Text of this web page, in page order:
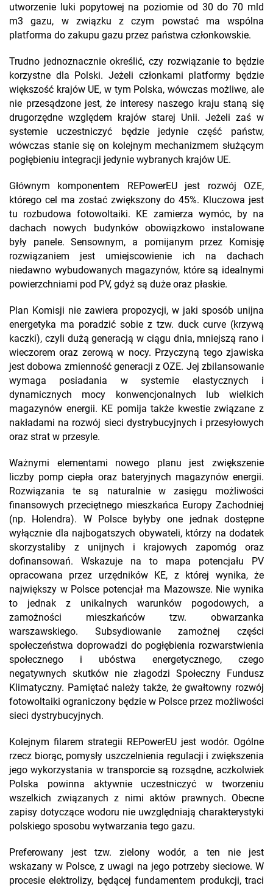
utworzenie luki popytowej na poziomie od 30 do 70 mld
m3 gazu, w związku z czym powstać ma wspólna
platforma do zakupu gazu przez państwa członkowskie.
Trudno jednoznacznie określić, czy rozwiązanie to będzie
korzystne dla Polski. Jeżeli członkami platformy będzie
większość krajów UE, w tym Polska, wówczas możliwe, ale
nie przesądzone jest, że interesy naszego kraju staną się
drugorzędne względem krajów starej Unii. Jeżeli zaś w
systemie uczestniczyć będzie jedynie część państw,
wówczas stanie się on kolejnym mechanizmem służącym
pogłębieniu integracji jedynie wybranych krajów UE.
Głównym komponentem REPowerEU jest rozwój OZE,
którego cel ma zostać zwiększony do 45%. Kluczowa jest
tu rozbudowa fotowoltaiki. KE zamierza wymóc, by na
dachach nowych budynków obowiązkowo instalowane
były panele. Sensownym, a pomijanym przez Komisję
rozwiązaniem jest umiejscowienie ich na dachach
niedawno wybudowanych magazynów, które są idealnymi
powierzchniami pod PV, gdyż są duże oraz płaskie.
Plan Komisji nie zawiera propozycji, w jaki sposób unijna
energetyka ma poradzić sobie z tzw. duck curve (krzywą
kaczki), czyli dużą generacją w ciągu dnia, mniejszą rano i
wieczorem oraz zerową w nocy. Przyczyną tego zjawiska
jest dobowa zmienność generacji z OZE. Jej zbilansowanie
wymaga posiadania w systemie elastycznych i
dynamicznych mocy konwencjonalnych lub wielkich
magazynów energii. KE pomija także kwestie związane z
nakładami na rozwój sieci dystrybucyjnych i przesyłowych
oraz strat w przesyle.
Ważnymi elementami nowego planu jest zwiększenie
liczby pomp ciepła oraz bateryjnych magazynów energii.
Rozwiązania te są naturalnie w zasięgu możliwości
finansowych przeciętnego mieszkańca Europy Zachodniej
(np. Holendra). W Polsce byłyby one jednak dostępne
wyłącznie dla najbogatszych obywateli, którzy na dodatek
skorzystaliby z unijnych i krajowych zapomóg oraz
dofinansowań. Wskazuje na to mapa potencjału PV
opracowana przez urzędników KE, z której wynika, że
największy w Polsce potencjał ma Mazowsze. Nie wynika
to jednak z unikalnych warunków pogodowych, a
zamożności mieszkańców tzw. obwarzanka
warszawskiego. Subsydiowanie zamożnej części
społeczeństwa doprowadzi do pogłębienia rozwarstwienia
społecznego i ubóstwa energetycznego, czego
negatywnych skutków nie złagodzi Społeczny Fundusz
Klimatyczny. Pamiętać należy także, że gwałtowny rozwój
fotowoltaiki ograniczony będzie w Polsce przez możliwości
sieci dystrybucyjnych.
Kolejnym filarem strategii REPowerEU jest wodór. Ogólne
rzecz biorąc, pomysły uszczelnienia regulacji i zwiększenia
jego wykorzystania w transporcie są rozsądne, aczkolwiek
Polska powinna aktywnie uczestniczyć w tworzeniu
wszelkich związanych z nimi aktów prawnych. Obecne
zapisy dotyczące wodoru nie uwzględniają charakterystyki
polskiego sposobu wytwarzania tego gazu.
Preferowany jest tzw. zielony wodór, a ten nie jest
wskazany w Polsce, z uwagi na jego potrzeby sieciowe. W
procesie elektrolizy, będącej fundamentem produkcji, traci